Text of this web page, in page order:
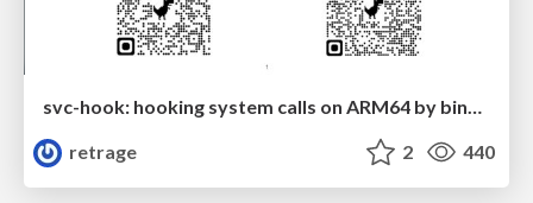
svc-hook: hooking system calls on ARM64 by binary rewriting
retrage
2 440